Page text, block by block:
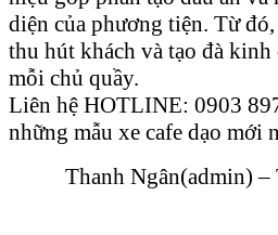
diện của phương tiện. Từ
thu hút khách và tạo đà
mỗi chủ quầy.
Liên hệ HOTLINE: 0903
những mẫu xe cafe dạo mới
Thanh Ngân(admin)